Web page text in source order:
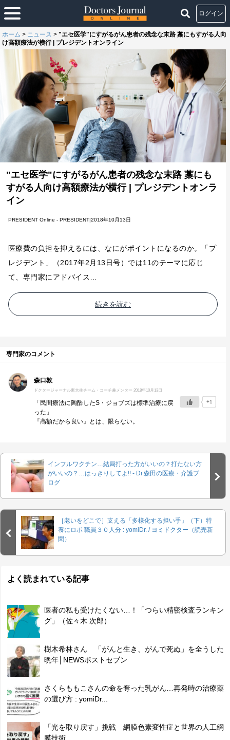
ログイン
ホーム > ニュース > "エセ医学"にすがるがん患者の残念な末路 藁にもすがる人向
け高額療法が横行 | プレジデントオンライン
"エセ医学"にすがるがん患者の残念な末路 藁にも
すがる人向け高額療法が横行 | プレジデントオンラ
イン
PRESIDENT Online - PRESIDENT|2018年10月13日
医療費の負担を抑えるには、なにがポイントになるのか。「プ
レジデント」（2017年2月13日号）では11のテーマに応じ
て、専門家にアドバイス…
続きを読む
専門家のコメント
森口敦
ドクタージャーナル東大生チーム・コーチ兼メンター 2018年10月13日
「民間療法に陶酔したS・ジョブズは標準治療に戻
った」
『高額だから良い』とは、限らない。
+1
インフルワクチン…結局打った方がいいの？打たない方
がいいの？…はっきりしてよ!! - Dr.森田の医療・介護ブ
ログ
［老いをどこで］支える「多様化する担い手」（下）特
養にロボ 職員３０人分 : yomiDr. / ヨミドクター（読売新
聞）
よく読まれている記事
医者の私も受けたくない…！「つらい精密検査ランキン
グ」（佐々木 次郎）
樹木希林さん 「がんと生き、がんで死ぬ」を全うした
晩年│NEWSポストセブン
さくらももこさんの命を奪った乳がん…再発時の治療薬
の選び方 : yomiDr...
「光を取り戻す」挑戦 網膜色素変性症と世界の人工網
膜技術